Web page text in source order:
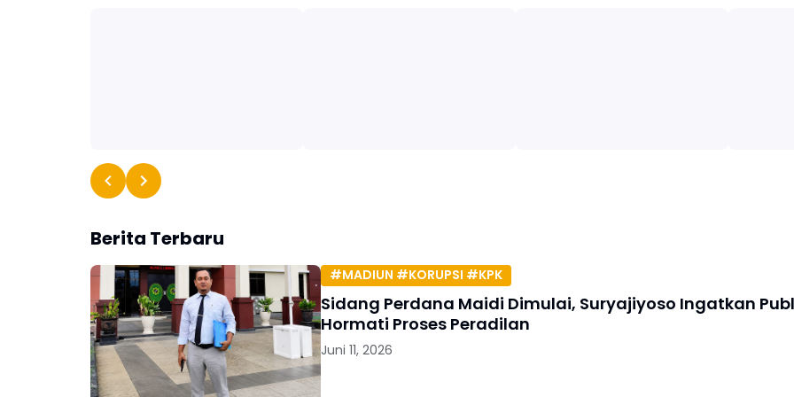
Berita Terbaru
#MADIUN #KORUPSI #KPK
Sidang Perdana Maidi Dimulai, Suryajiyoso Ingatkan
Hormati Proses Peradilan
Juni 11, 2026